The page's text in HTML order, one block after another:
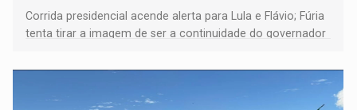
Corrida presidencial acende alerta para Lula e Flávio; Fúria
tenta tirar a imagem de ser a continuidade do governador
não ter entrado no modo eleição; ABAV faz evento em